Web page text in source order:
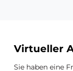
Virtueller
Sie haben eine